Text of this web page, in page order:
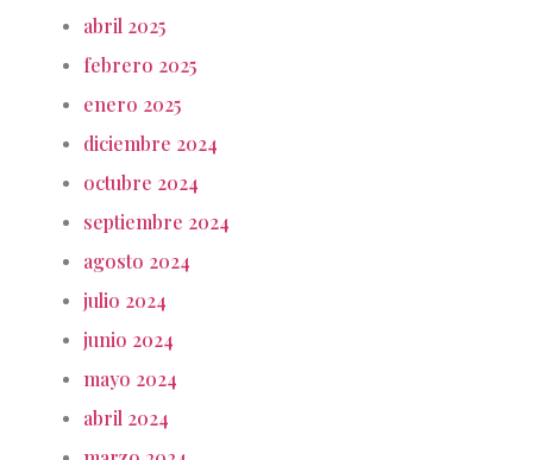
abril 2025
febrero 2025
enero 2025
diciembre 2024
octubre 2024
septiembre 2024
agosto 2024
julio 2024
junio 2024
mayo 2024
abril 2024